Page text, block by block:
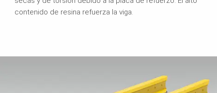
contenido de resina refuerza la viga.